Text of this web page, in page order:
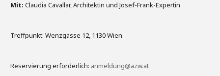
Mit: Claudia Cavallar, Architektin und Josef-Frank-Expertin
Treffpunkt: Wenzgasse 12, 1130 Wien
Reservierung erforderlich: anmeldung@azw.at